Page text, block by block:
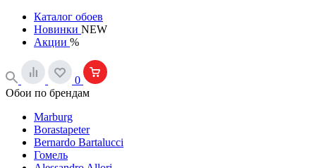
Каталог обоев
Новинки NEW
Акции %
0
Обои по брендам
Marburg
Borastapeter
Bernardo Bartalucci
Гомель